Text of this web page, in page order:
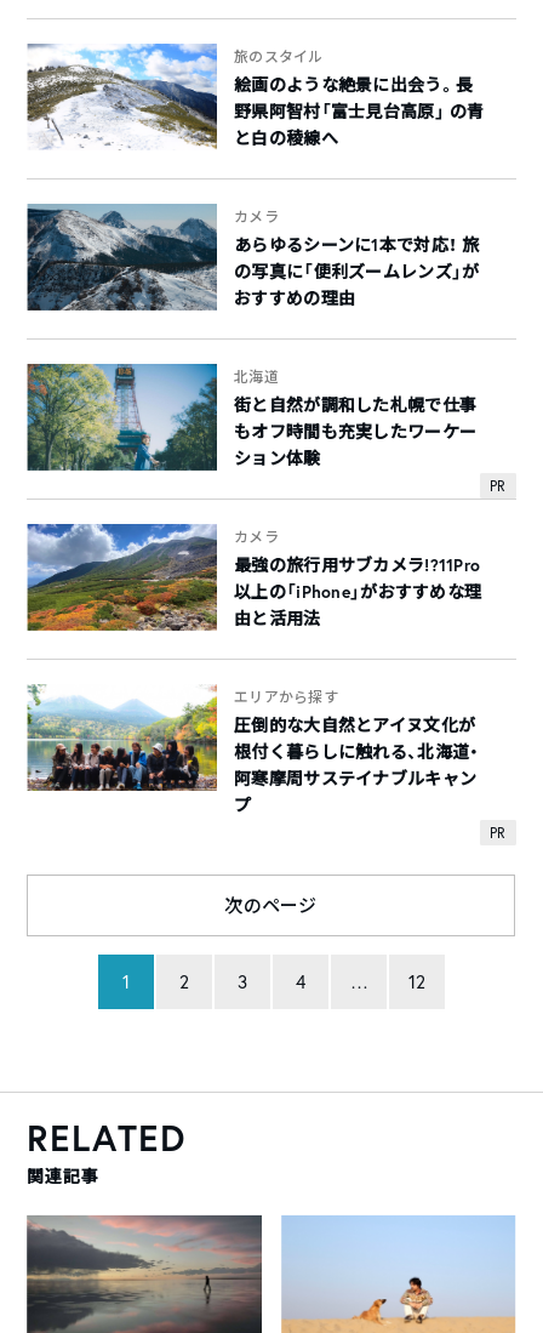
旅のスタイル
絵画のような絶景に出会う。長
野県阿智村「富士見台高原」 の青
と白の稜線へ
カメラ
あらゆるシーンに1本で対応！ 旅
の写真に「便利ズームレンズ」が
おすすめの理由
PR
北海道
街と自然が調和した札幌で仕事
もオフ時間も充実したワーケー
ション体験
カメラ
最強の旅行用サブカメラ!?11Pro
以上の「iPhone」がおすすめな理
由と活用法
PR
エリアから探す
圧倒的な大自然とアイヌ文化が
根付く暮らしに触れる、北海道・
阿寒摩周サステイナブルキャン
プ
1 2 3 4 … 12
次のページ
RELATED
関連記事